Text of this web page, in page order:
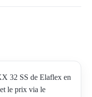
32 SS de Elaflex en
le prix via le